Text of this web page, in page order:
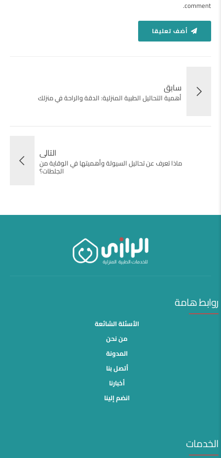
comment.
أضف تعليقا
سابق
أهمية التحاليل الطبية المنزلية: الدقة والراحة في منزلك
التالى
ماذا تعرف عن تحاليل السيولة وأهميتها في الوقاية من
الجلطات؟
روابط هامة
الأسئلة الشائعة
من نحن
المدونة
أتصل بنا
أخبارنا
انضم إلينا
الخدمات